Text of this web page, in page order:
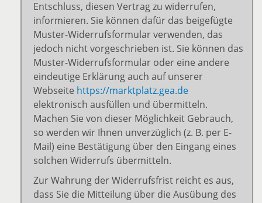
Entschluss, diesen Vertrag zu widerrufen,
informieren. Sie können dafür das beigefügte
Muster-Widerrufsformular verwenden, das
jedoch nicht vorgeschrieben ist. Sie können das
Muster-Widerrufsformular oder eine andere
eindeutige Erklärung auch auf unserer
Webseite https://marktplatz.gea.de
elektronisch ausfüllen und übermitteln.
Machen Sie von dieser Möglichkeit Gebrauch,
so werden wir Ihnen unverzüglich (z. B. per E-
Mail) eine Bestätigung über den Eingang eines
solchen Widerrufs übermitteln.
Zur Wahrung der Widerrufsfrist reicht es aus,
dass Sie die Mitteilung über die Ausübung des